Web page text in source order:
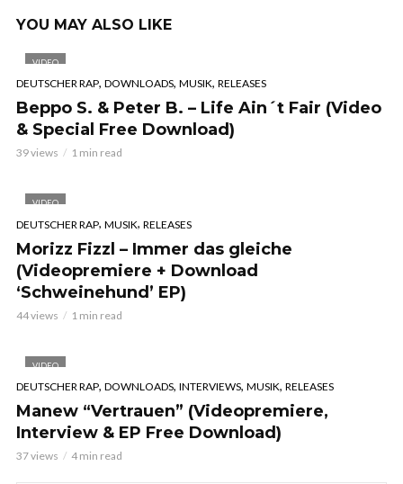
YOU MAY ALSO LIKE
VIDEO
DEUTSCHER RAP, DOWNLOADS, MUSIK, RELEASES
Beppo S. & Peter B. – Life Ain´t Fair (Video
& Special Free Download)
39 views 1 min read
VIDEO
DEUTSCHER RAP, MUSIK, RELEASES
Morizz Fizzl – Immer das gleiche
(Videopremiere + Download
‘Schweinehund’ EP)
44 views 1 min read
VIDEO
DEUTSCHER RAP, DOWNLOADS, INTERVIEWS, MUSIK, RELEASES
Manew “Vertrauen” (Videopremiere,
Interview & EP Free Download)
37 views 4 min read